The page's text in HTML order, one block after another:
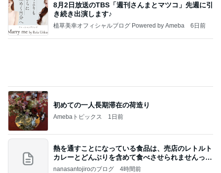
8月2日放送のTBS「週刊さんまとマツコ」先週に引
き続き出演します♪
植草美幸オフィシャルブログ Powered by Ameba 6日前
初めての一人長期滞在の荷造り
Amebaトピックス 1日前
熱を通すことになっている食品は、売店のレトルト
カレーとどんぶりを含めて食べさせられませんっ
て、男
nanasantojiroのブログ 4時間前